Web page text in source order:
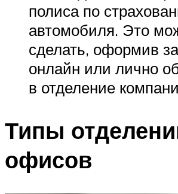
полиса по
автомобиля. Это
сделать, оформив
онлайн или лично
в отделение
Типы
офисов